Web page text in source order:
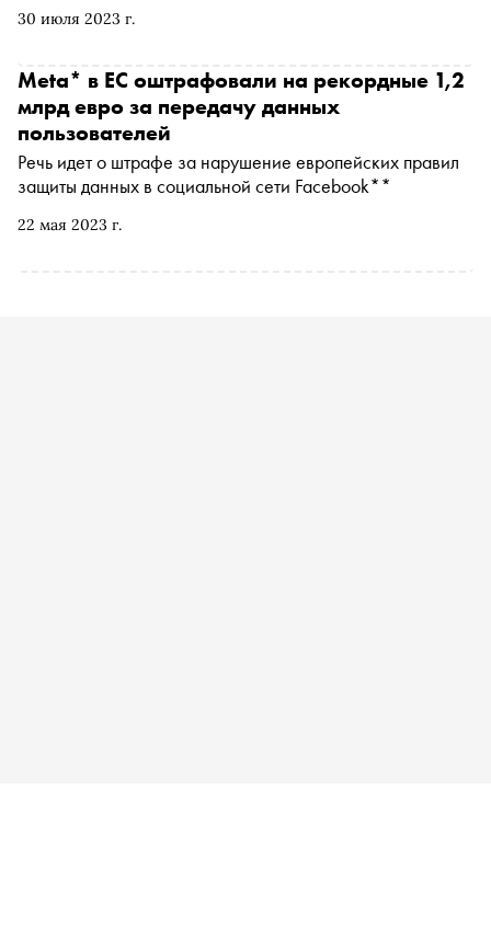
30 июля 2023 г.
22 мая 2023 г.
Meta* в ЕС оштрафовали на рекордные 1,2
млрд евро за передачу данных
пользователей
Речь идет о штрафе за нарушение европейских правил
защиты данных в социальной сети Facebook**